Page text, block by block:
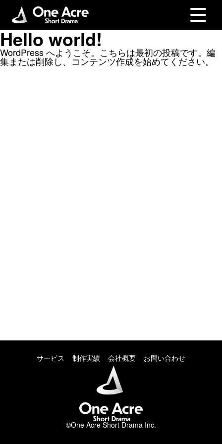
Hello world!
WordPress へようこそ。こちらは最初の投稿です。編
集または削除し、コンテンツ作成を始めてください。
サービス 制作実績 会社概要 お問い合わせ
©One Acre Short Drama Inc.